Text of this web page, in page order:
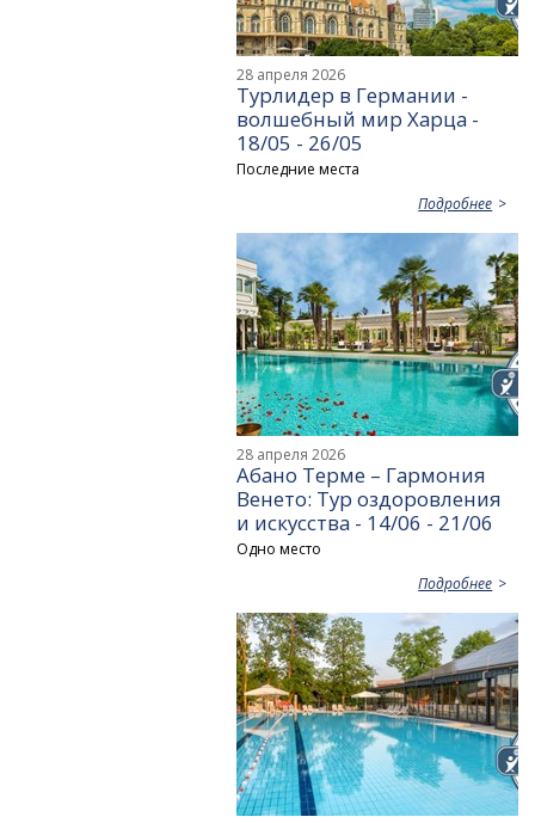
28 апреля 2026
Турлидер в Германии -
волшебный мир Харца -
18/05 - 26/05
Последние места
Подробнее
28 апреля 2026
Абано Терме – Гармония
Венето: Тур оздоровления
и искусства - 14/06 - 21/06
Одно место
Подробнее